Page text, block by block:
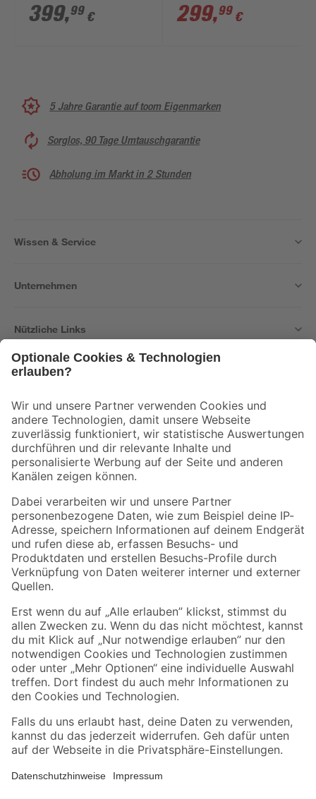
x 2100 mm DIN R
399,99 €
2100 mm DIN L
299,99 €
5 Jahre Garantie auf toom Eigenmarken
Sorglos, 90 Tage Umtauschgarantie
Abholung im Markt in 2 Stunden
Wissen & Service
Unternehmen
Nützliche Links
Der toom Newsletter: Keine Angebote und Aktionen mehr verpassen!
Zur Newsletter Anmeldung
Folge uns
Zahlungsarten Versandarten
Sicher einkaufen
Jetzt die toom-App herunterladen
Alle Preisangaben in EUR inkl. gesetzl. MwSt.. Die dargestellten Angebote sind unter
Umständen nicht in allen Märkten verfügbar. Die angegebenen Verfügbarkeiten beziehen
Produkte nur solange der Vorrat reicht.
*Paketversand ab 59 € versandkostenfrei, gilt nicht für Artikel mit Speditionsversand, hier